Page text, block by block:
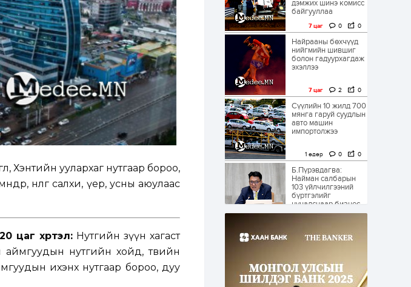
Хэнтийн уулархаг нутгаар бороо,
нөөлөг салхи, үер, усны аюулаас
цаг хүртэл:Нутгийн зүүн хагаст
нутгийн хойд, төвийн
ихэнх нутгаар бороо, дуу
дэмжих шинэ комисс
байгууллаа
7 цаг 0 0
Найрааны бөхчүүд
нийгмийн шившиг
болон гадуурхагдаж
эхэллээ
7 цаг 2 0
Сүүлийн 10 жилд 700
мянга гаруй суудлын
авто машин
импортолжээ
1 өдөр 0 0
Б.Пүрэвдагва:
Найман салбарын
103 үйлчилгээний
бүртгэлийг
цуцалснаар бизнес
эрхлэхэд таатай...
Долдугаар сард
709.503 зөрчил
1 өдөр 0 0